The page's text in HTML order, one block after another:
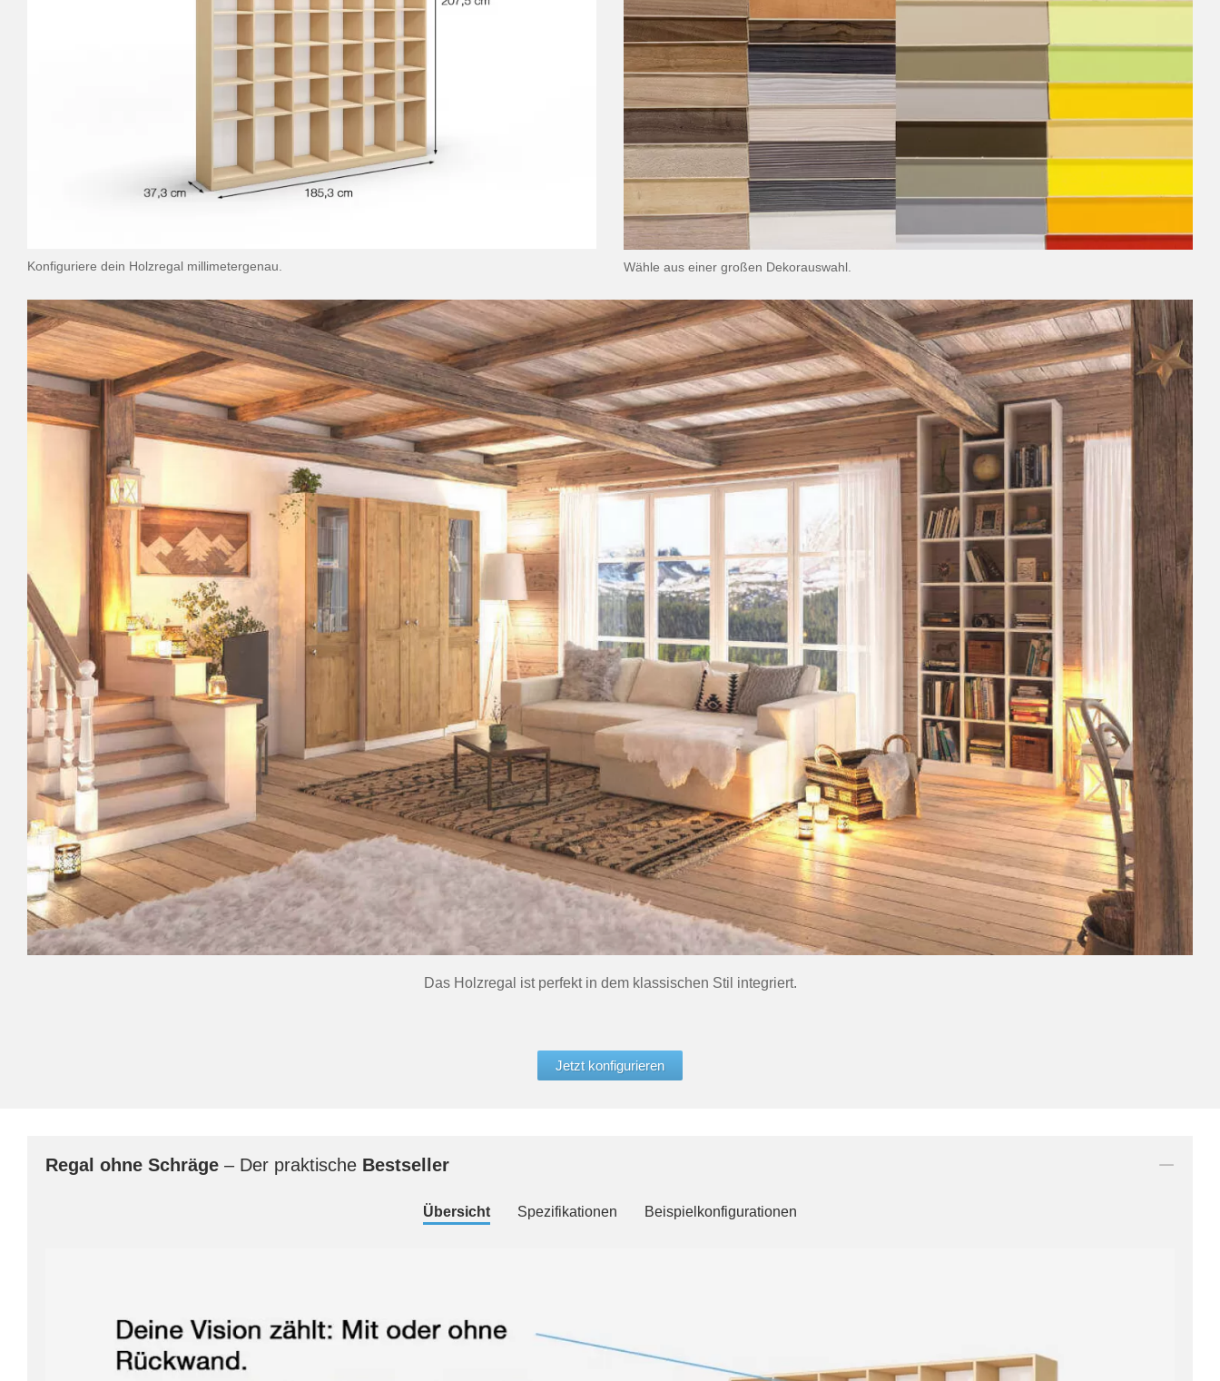
Konfiguriere dein Holzregal millimetergenau. Wähle aus einer großen Dekorauswahl.
Das Holzregal ist perfekt in dem klassischen Stil integriert.
Jetzt konfigurieren
Regal ohne Schräge – Der praktische Bestseller
Übersicht Spezifikationen Beispielkonfigurationen